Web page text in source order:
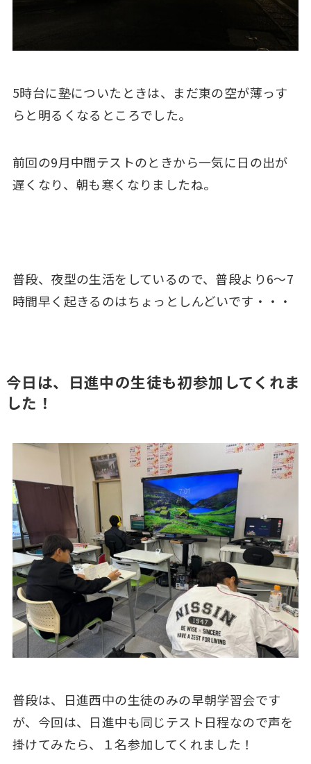
5時台に塾についたときは、まだ東の空が薄っす
らと明るくなるところでした。
前回の9月中間テストのときから一気に日の出が
遅くなり、朝も寒くなりましたね。
普段、夜型の生活をしているので、普段より6～7
時間早く起きるのはちょっとしんどいです・・・
今日は、日進中の生徒も初参加してくれま
した！
普段は、日進西中の生徒のみの早朝学習会です
が、今回は、日進中も同じテスト日程なので声を
掛けてみたら、１名参加してくれました！